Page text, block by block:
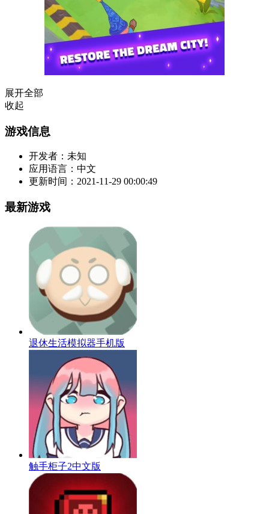
展开全部
收起
游戏信息
开发者： 未知
应用语言： 中文
更新时间： 2021-11-29 00:00:49
最新游戏
退休生活模拟器手机版
触手柜子2中文版